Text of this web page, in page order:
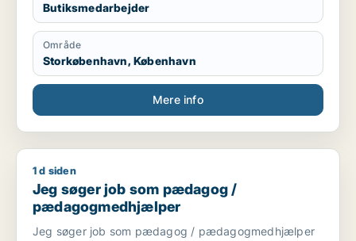
Butiksmedarbejder
Område
Storkøbenhavn, København
Mere info
Jeg søger job som pædagog / pædagogmedhjælper
1 d siden
Jeg søger job som pædagog /
pædagogmedhjælper
Jeg søger job som pædagog / pædagogmedhjælper